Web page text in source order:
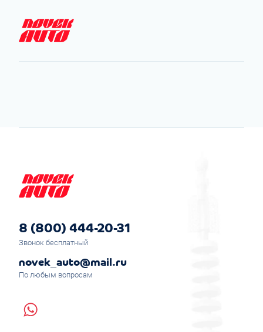
8 (800) 444-20-31
Звонок бесплатный
novek_auto@mail.ru
По любым вопросам